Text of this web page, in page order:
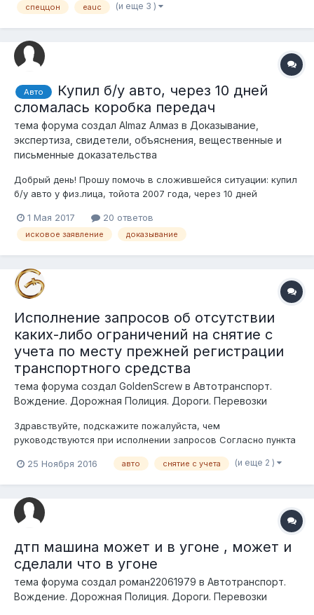
электронного аукциона, купленного через аукцион EAUC,
спеццон eauc (и еще 3 )
Авто
Купил б/у авто, через 10 дней
сломалась коробка передач
тема форума создал Almaz Алмаз в Доказывание,
экспертиза, свидетели, объяснения, вещественные и
письменные доказательства
Добрый день! Прошу помочь в сложившейся ситуации: купил
б/у авто у физ.лица, тойота 2007 года, через 10 дней
о возмещении стоимости ремонта авто. При этом при
покупке авто оформлялся через ГАИ, т.е без заключения
1 Мая 2017 20 ответов
исковое заявление доказывание
Исполнение запросов об отсутствии
каких-либо ограничений на снятие с
учета по месту прежней регистрации
транспортного средства
тема форума создал GoldenScrew в Автотранспорт.
Вождение. Дорожная Полиция. Дороги. Перевозки
Здравствуйте, подскажите пожалуйста, чем
руководствуются при исполнении запросов Согласно пункта
видов транспортных средств по идентификационному номеру
12.04.2016 г.) Где регл...
25 Ноября 2016 авто снятие с учета (и еще 2 )
дтп машина может и в угоне , может и
сделали что в угоне
тема форума создал роман22061979 в Автотранспорт.
Вождение. Дорожная Полиция. Дороги. Перевозки